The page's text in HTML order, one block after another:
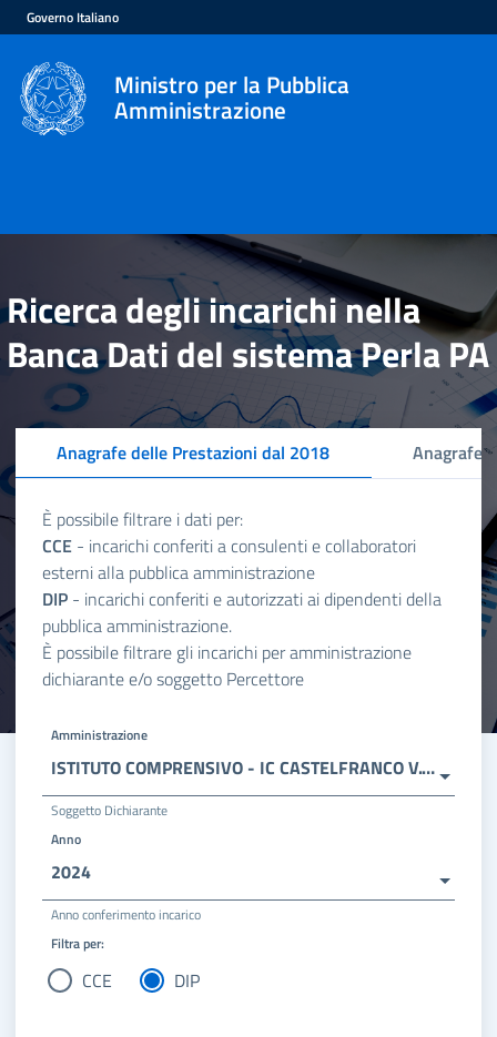
Governo Italiano
Ministro per la Pubblica
Amministrazione
Ricerca degli incarichi nella
Banca Dati del sistema Perla PA
Anagrafe delle Prestazioni dal 2018 Anagrafe
È possibile filtrare i dati per:
CCE - incarichi conferiti a consulenti e collaboratori
esterni alla pubblica amministrazione
DIP - incarichi conferiti e autorizzati ai dipendenti della
pubblica amministrazione.
È possibile filtrare gli incarichi per amministrazione
dichiarante e/o soggetto Percettore
Amministrazione
ISTITUTO COMPRENSIVO - IC CASTELFRANCO V.TO 2
Soggetto Dichiarante
Anno
2024
Anno conferimento incarico
Filtra per:
CCE DIP